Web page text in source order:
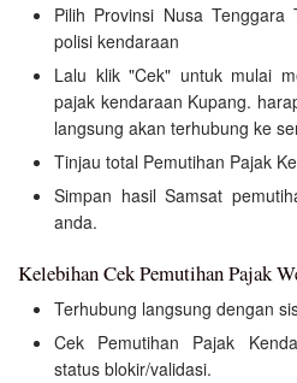
Pilih Provinsi Nusa
polisi kendaraan
Lalu klik "Cek" untuk mulai
pajak kendaraan Kupang.
langsung akan terhubung ke
Tinjau total Pemutihan Pajak
Simpan hasil Samsat
anda.
Kelebihan Cek Pemutihan Pajak
Terhubung langsung dengan
Cek Pemutihan Pajak
status blokir/validasi.